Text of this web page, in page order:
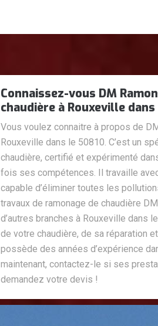
Connaissez-vous DM
chaudière à Rouxeville
Vous voulez connaitre à propos de
Rouxeville dans le 50810. C’est un
chaudière, certifié et expérimenté
fois ses compétences. Il travaille
capable d’éliminer toutes les
travaux de ramonage de chaudière
d’autres branches à Rouxeville dans
de votre chaudière, de sa réparation
possède des années d’expérience
maintenant, contactez-le si ses
demandez votre devis !